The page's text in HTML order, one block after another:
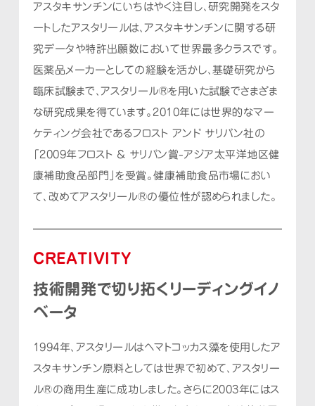
アスタキサンチンにいちはやく注目し、 研究開発をスタ
ートしたアスタリールは、アスタキサンチンに関する研
究データや特許出願数において世界最多クラスです。
医薬品メーカーとしての経験を活かし、基礎研究から
臨床試験まで、アスタリール®を用いた試験でさまざま
な研究成果を得ています。 2010年には世界的なマー
ケティング会社であるフロスト アンド サリバン社の
「2009年フロスト & サリバン賞-アジア太平洋地区健
康補助食品部門」を受賞。健康補助食品市場におい
て、改めてアスタリール®の優位性が認められました。
CREATIVITY
技術開発で切り拓くリーディングイノ
ベータ
1994年、アスタリールはヘマトコッカス藻を使用したア
スタキサンチン原料としては世界で初めて、アスタリー
ル®の商用生産に成功しました。 さらに2003年にはス